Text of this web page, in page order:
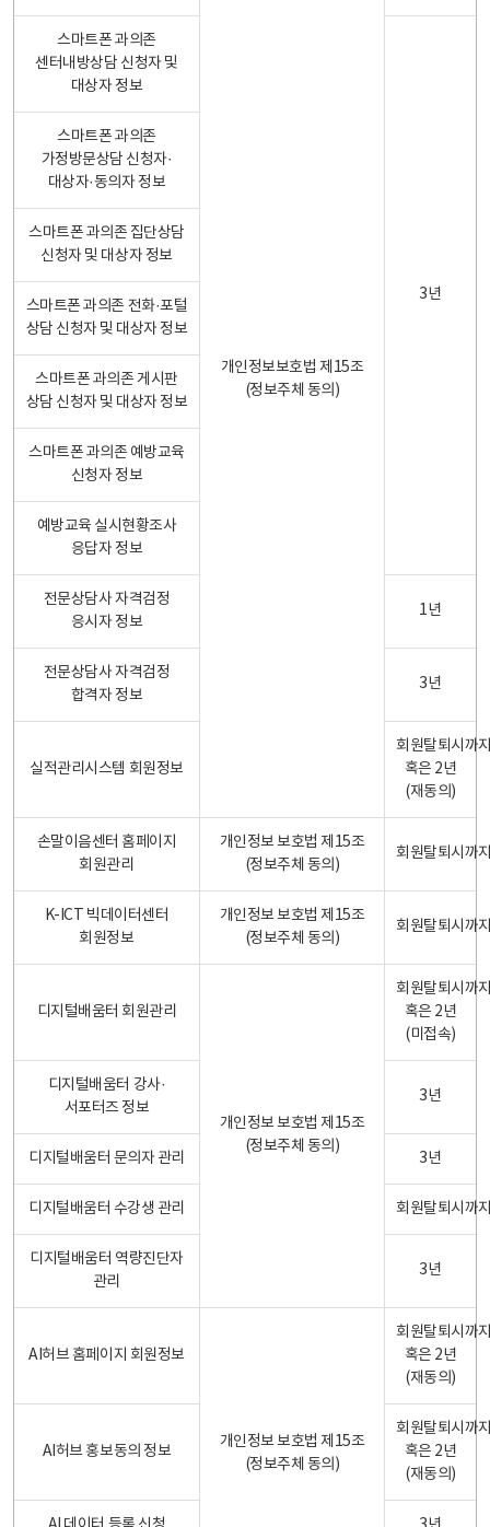
개인정보보호법 제15조
(정보주체 동의)
스마트폰 과의존
센터내방상담 신청자 및
대상자 정보
3년
스마트폰 과의존
가정방문상담 신청자·
대상자·동의자 정보
스마트폰 과의존 집단상담
신청자 및 대상자 정보
스마트폰 과의존 전화·포털
상담 신청자 및 대상자 정보
스마트폰 과의존 게시판
상담 신청자 및 대상자 정보
스마트폰 과의존 예방교육
신청자 정보
예방교육 실시현황조사
응답자 정보
전문상담사 자격검정
응시자 정보
1년
전문상담사 자격검정
합격자 정보
3년
실적관리시스템 회원정보
회원탈퇴시까
혹은 2년
(재동의)
손말이음센터 홈페이지
회원관리
개인정보 보호법 제15조
(정보주체 동의)
회원탈퇴시까
K-ICT 빅데이터센터
회원정보
개인정보 보호법 제15조
(정보주체 동의)
회원탈퇴시까
디지털배움터 회원관리
개인정보 보호법 제15조
(정보주체 동의)
회원탈퇴시까
혹은 2년
(미접속)
디지털배움터 강사·
서포터즈 정보
3년
디지털배움터 문의자 관리 3년
디지털배움터 수강생 관리 회원탈퇴시까
디지털배움터 역량진단자
관리
3년
AI허브 홈페이지 회원정보
개인정보 보호법 제15조
(정보주체 동의)
회원탈퇴시까
혹은 2년
(재동의)
AI허브 홍보동의 정보
회원탈퇴시까
혹은 2년
(재동의)